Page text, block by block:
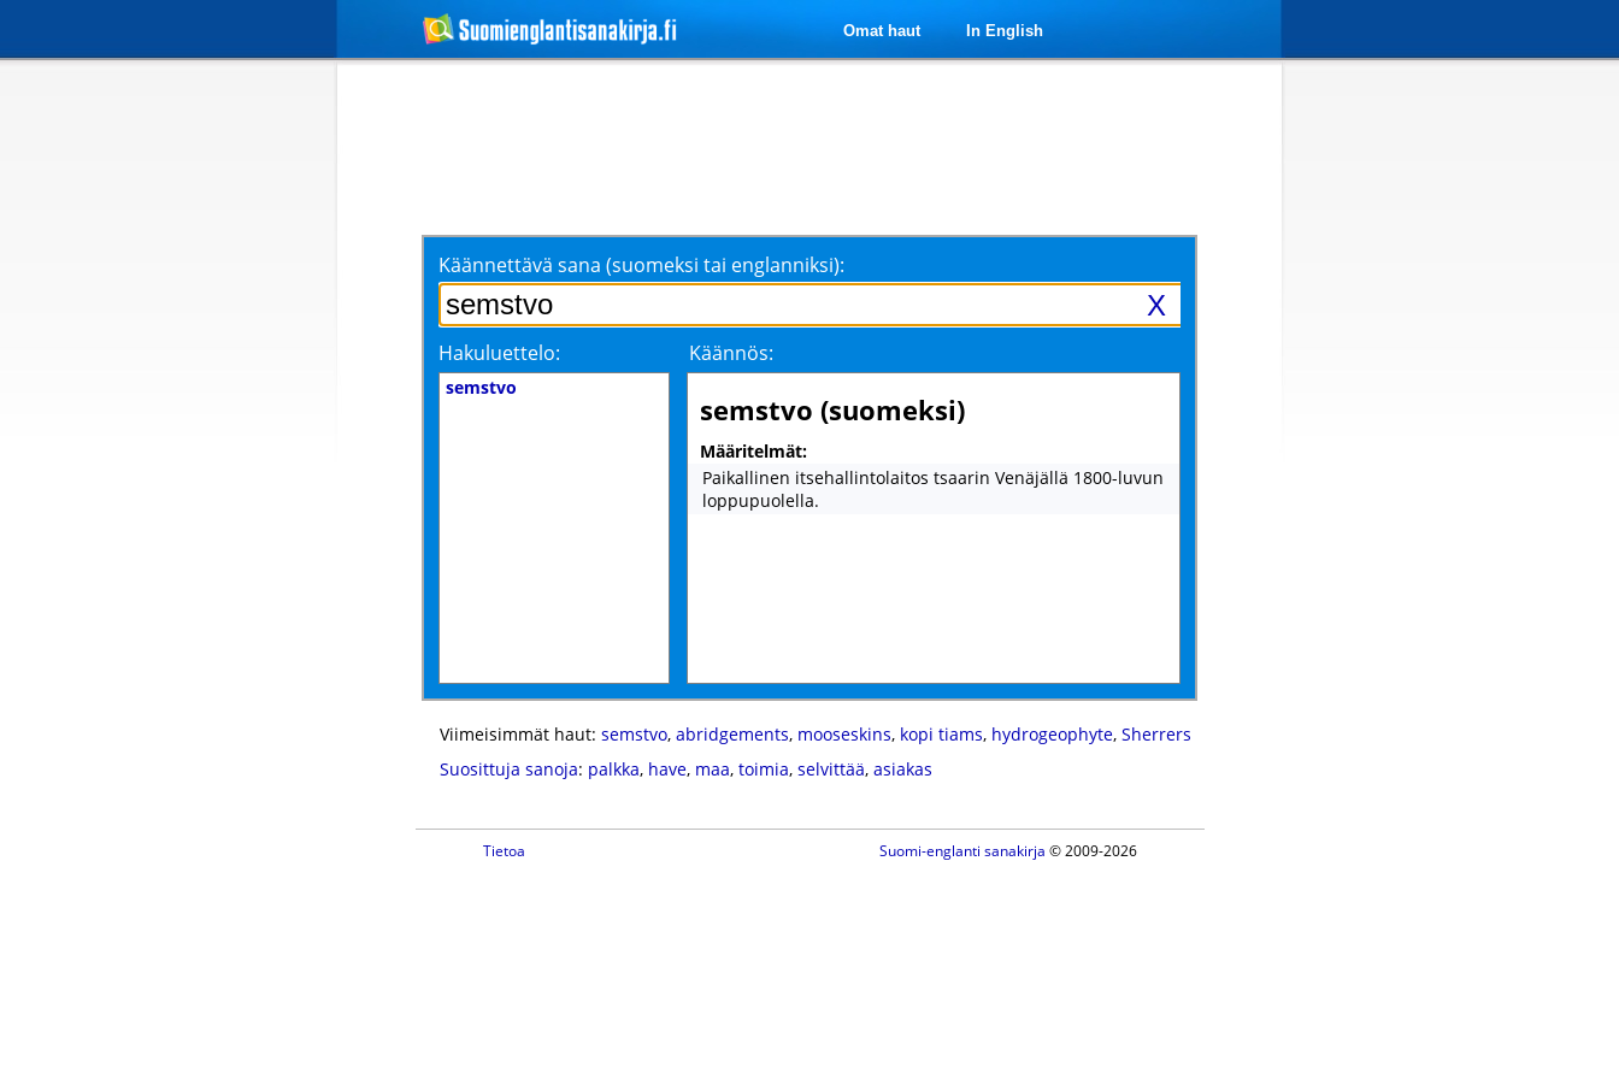
Omat haut In English
Käännettävä sana (suomeksi tai englanniksi):
X
Hakuluettelo: Käännös:
semstvo
semstvo (suomeksi)
Määritelmät:
Paikallinen itsehallintolaitos tsaarin Venäjällä 1800-luvun
loppupuolella.
Viimeisimmät haut: semstvo, abridgements, mooseskins, kopi tiams, hydrogeophyte, Sherrers
Suosittuja sanoja: palkka, have, maa, toimia, selvittää, asiakas
Tietoa Suomi-englanti sanakirja © 2009-2026